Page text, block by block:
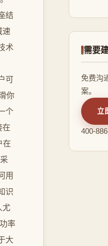
需要
免费沟
案。
立
400-